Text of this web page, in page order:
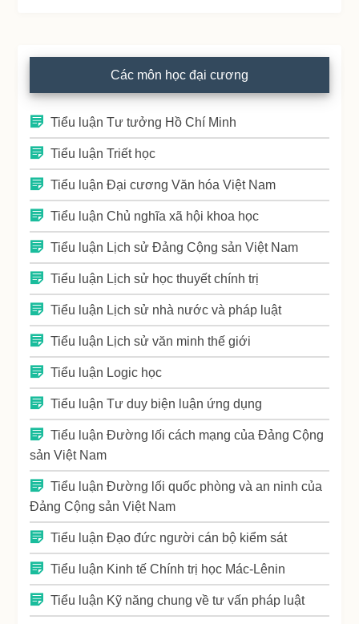
Các môn học đại cương
Tiểu luận Tư tưởng Hồ Chí Minh
Tiểu luận Triết học
Tiểu luận Đại cương Văn hóa Việt Nam
Tiểu luận Chủ nghĩa xã hội khoa học
Tiểu luận Lịch sử Đảng Cộng sản Việt Nam
Tiểu luận Lịch sử học thuyết chính trị
Tiểu luận Lịch sử nhà nước và pháp luật
Tiểu luận Lịch sử văn minh thế giới
Tiểu luận Logic học
Tiểu luận Tư duy biện luận ứng dụng
Tiểu luận Đường lối cách mạng của Đảng Cộng
sản Việt Nam
Tiểu luận Đường lối quốc phòng và an ninh của
Đảng Cộng sản Việt Nam
Tiểu luận Đạo đức người cán bộ kiểm sát
Tiểu luận Kinh tế Chính trị học Mác-Lênin
Tiểu luận Kỹ năng chung về tư vấn pháp luật